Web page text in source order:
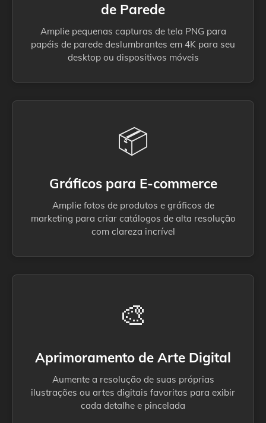
de Parede
Amplie pequenas capturas de tela PNG para
papéis de parede deslumbrantes em 4K para seu
desktop ou dispositivos móveis
📦
Gráficos para E-commerce
Amplie fotos de produtos e gráficos de
marketing para criar catálogos de alta resolução
com clareza incrível
🎨
Aprimoramento de Arte Digital
Aumente a resolução de suas próprias
ilustrações ou artes digitais favoritas para exibir
cada detalhe e pincelada